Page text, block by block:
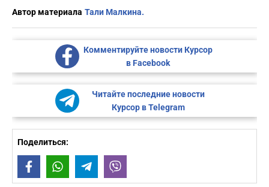
Автор материала Тали Малкина.
Комментируйте новости Курсор
в Facebook
Читайте последние новости
Курсор в Telegram
Поделиться:
FacebookWhatsAppTelegram